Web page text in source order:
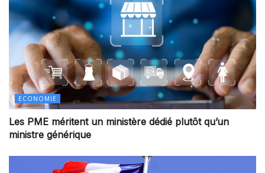
ECONOMIE
Les PME méritent un ministère dédié plutôt qu’un
ministre générique